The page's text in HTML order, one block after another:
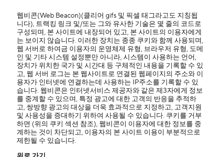
웹비콘(Web Beacon)(클리어 gifs 및 픽셀 태그라고도 지칭됩
니다), 트랙킹 링크 및/또는 그와 유사한 기술은 몇 줄의 코드로
구성되며, 본 사이트에 내장되어 있고, 본 사이트의 이용자에게
는 보이지 않습니다. 이러한 장치는 종종 쿠키와 함께 사용되며,
웹 서버로 하여금 이용자의 운영체제 유형, 브라우저 유형, 도메
인 및 기타 시스템 설정뿐만 아니라, 시스템이 사용하는 언어,
장치가 위치한 국가 및 시간대 등 구체적인 내용을 기록할 수 있
고, 웹 서버 로그는 본 웹사이트로 연결된 웹페이지의 주소와 이
용자가 인터넷에 연결하는데 사용하는 IP주소를 기록할 수 있
습니다. 웹비콘은 인터넷서비스 제공자와 같은 제3자에게 정보
를 중계할 수 있으며, 특정 광고에 대한 고객의 반응을 추적하
고, 쌍방향 광고의 대상을 더욱 효과적으로 지정하고, 고객지원
및 사용성을 증대하기 위하여 사용될 수 있습니다. 쿠키를 거부
하면 (위의 쿠키 섹션 참조), 웹비콘이 이용자에 대한 정보를 중
계하는 것이 차단되고, 이용자의 본 사이트 이용이 부분적으로
제한될 수 있습니다.